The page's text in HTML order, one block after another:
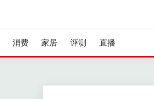
消费 家居 评测 直播